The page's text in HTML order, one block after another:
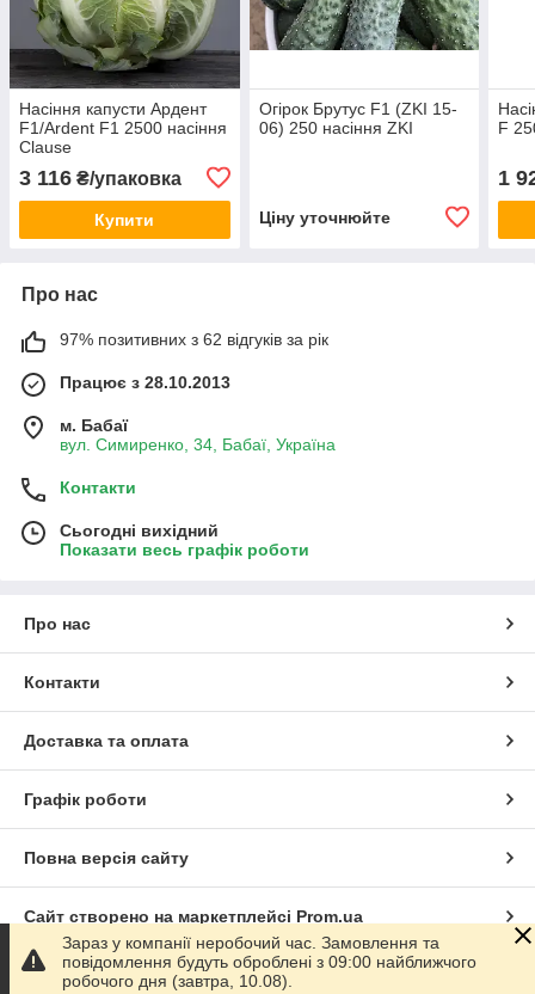
Насіння капусти Ардент
F1/Ardent F1 2500 насіння
Clause
3 116 ₴/упаковка
Купити
Огірок Брутус F1 (ZKI 15-
06) 250 насіння ZKI
Ціну уточнюйте
F
1
Про нас
97% позитивних з 62 відгуків за рік
Працює з 28.10.2013
м. Бабаї
вул. Симиренко, 34, Бабаї, Україна
Контакти
Сьогодні вихідний
Показати весь графік роботи
Про нас
Контакти
Доставка та оплата
Графік роботи
Повна версія сайту
Сайт створено на маркетплейсі Prom.ua
Політика конфіденційності
Зараз у компанії неробочий час. Замовлення та
повідомлення будуть оброблені з 09:00 найближчого
робочого дня (завтра, 10.08).